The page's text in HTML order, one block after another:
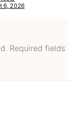
6, 2026
Required fields